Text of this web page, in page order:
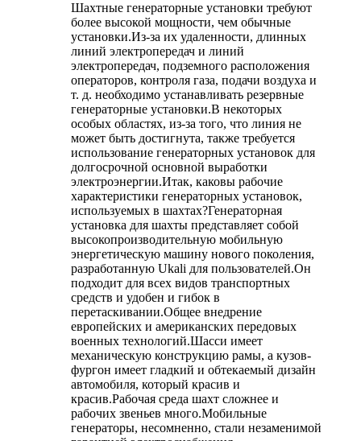
Шахтные генераторные установки требуют
более высокой мощности, чем обычные
установки.Из-за их удаленности, длинных
линий электропередач и линий
электропередач, подземного расположения
операторов, контроля газа, подачи воздуха и
т. д. необходимо устанавливать резервные
генераторные установки.В некоторых
особых областях, из-за того, что линия не
может быть достигнута, также требуется
использование генераторных установок для
долгосрочной основной выработки
электроэнергии.Итак, каковы рабочие
характеристики генераторных установок,
используемых в шахтах?Генераторная
установка для шахты представляет собой
высокопроизводительную мобильную
энергетическую машину нового поколения,
разработанную Ukali для пользователей.Он
подходит для всех видов транспортных
средств и удобен и гибок в
перетаскивании.Общее внедрение
европейских и американских передовых
военных технологий.Шасси имеет
механическую конструкцию рамы, а кузов-
фургон имеет гладкий и обтекаемый дизайн
автомобиля, который красив и
красив.Рабочая среда шахт сложнее и
рабочих звеньев много.Мобильные
генераторы, несомненно, стали незаменимой